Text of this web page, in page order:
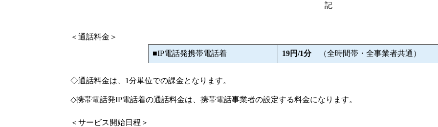
記
＜通話料金＞
■IP電話発携帯電話着
19円/1分（全時間帯・全事業者共通）
◇通話料金は、1分単位での課金となります。
◇携帯電話発IP電話着の通話料金は、携帯電話事業者の設定する料金になります。
＜サービス開始日程＞